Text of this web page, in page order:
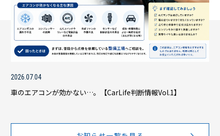
2026.07.04
車のエアコンが効かない…。【CarLife判断情報Vol.1】